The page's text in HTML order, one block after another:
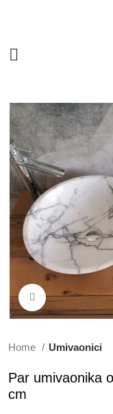
Povećajte sliku
Home Umivaonici
Par umivaonika
cm